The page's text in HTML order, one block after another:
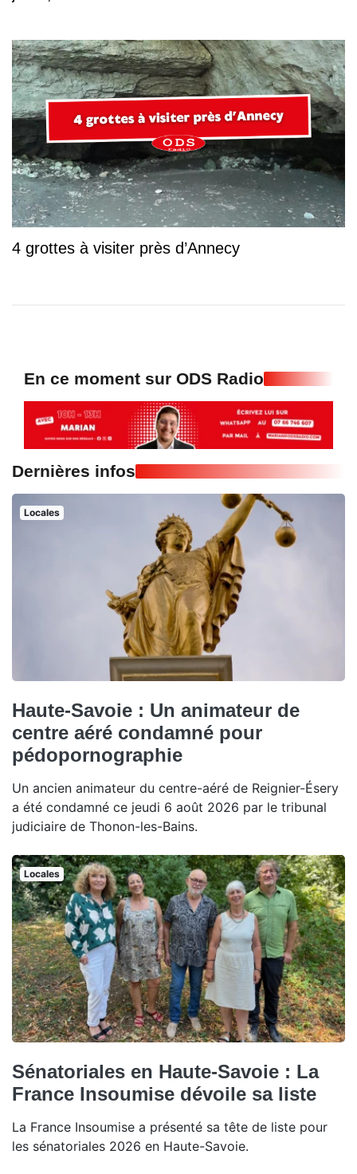
4 grottes à visiter près d’Annecy
En ce moment sur ODS Radio
Dernières infos
Locales
Haute-Savoie : Un animateur de
centre aéré condamné pour
pédopornographie
Un ancien animateur du centre-aéré de Reignier-Ésery
a été condamné ce jeudi 6 août 2026 par le tribunal
judiciaire de Thonon-les-Bains.
Locales
Sénatoriales en Haute-Savoie : La
France Insoumise dévoile sa liste
La France Insoumise a présenté sa tête de liste pour
les sénatoriales 2026 en Haute-Savoie.